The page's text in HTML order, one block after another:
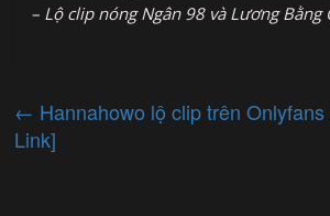
– Lộ clip nóng Ngân 98 và Lương Bằng
← Hannahowo lộ clip trên
Link]